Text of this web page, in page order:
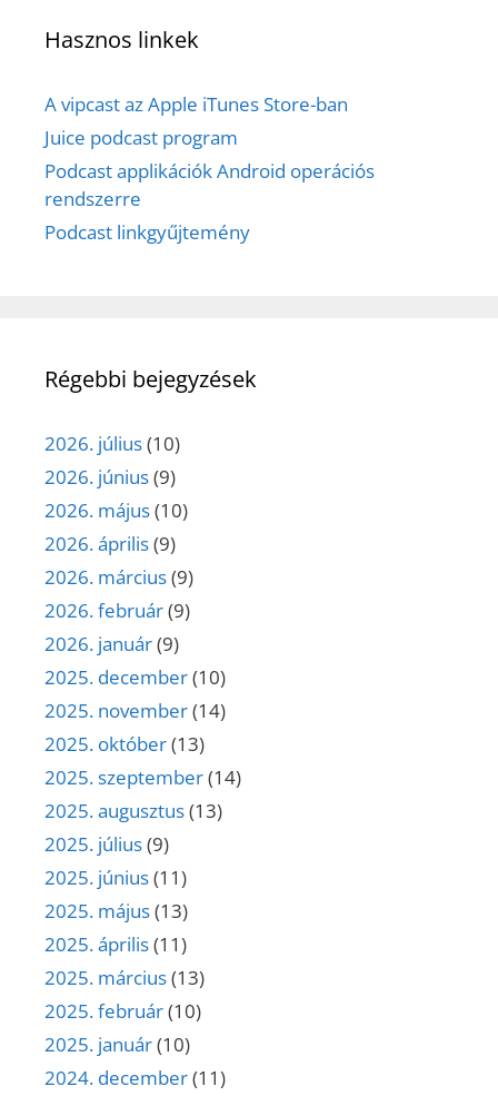
Hasznos linkek
A vipcast az Apple iTunes Store-ban
Juice podcast program
Podcast applikációk Android operációs
rendszerre
Podcast linkgyűjtemény
Régebbi bejegyzések
2026. július(10)
2026. június(9)
2026. május(10)
2026. április(9)
2026. március(9)
2026. február(9)
2026. január(9)
2025. december(10)
2025. november(14)
2025. október(13)
2025. szeptember(14)
2025. augusztus(13)
2025. július(9)
2025. június(11)
2025. május(13)
2025. április(11)
2025. március(13)
2025. február(10)
2025. január(10)
2024. december(11)